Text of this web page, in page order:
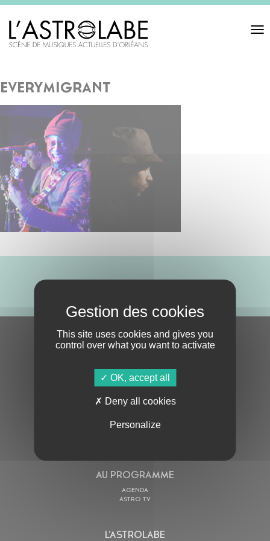
Toggle
everymigrant
S'ABONNER À LA NEWSLETTER
AU PROGRAMME
AGENDA
ASTRO TV
L’ASTROLABE
This site uses cookies and gives you
control over what you want to activate
OK, accept all
Deny all cookies
Personalize